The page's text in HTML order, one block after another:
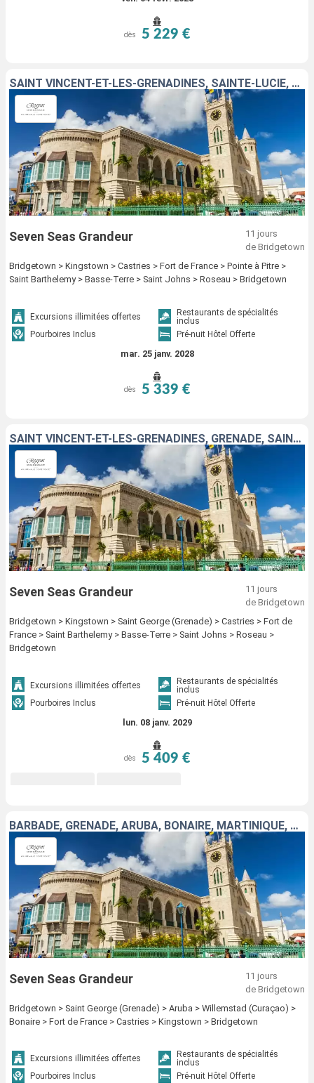
dès 5 229 €
SAINT VINCENT-ET-LES-GRENADINES, SAINTE-LUCIE, MARTINIQUE, FRANCE, GUADELOUPE, ÉTATS-UNIS, DOMINIQUE, BARBADE
Seven Seas Grandeur
11 jours
de Bridgetown
Bridgetown > Kingstown > Castries > Fort de France > Pointe à Pitre >
Saint Barthelemy > Basse-Terre > Saint Johns > Roseau > Bridgetown
Excursions illimitées offertes
Restaurants de spécialités
inclus
Pourboires Inclus
Pré-nuit Hôtel Offerte
mar. 25 janv. 2028
dès 5 339 €
SAINT VINCENT-ET-LES-GRENADINES, GRENADE, SAINTE-LUCIE, MARTINIQUE, FRANCE, GUADELOUPE, ÉTATS-UNIS, DOMINIQUE, BARBADE
Seven Seas Grandeur
11 jours
de Bridgetown
Bridgetown > Kingstown > Saint George (Grenade) > Castries > Fort de
France > Saint Barthelemy > Basse-Terre > Saint Johns > Roseau >
Bridgetown
Excursions illimitées offertes
Restaurants de spécialités
inclus
Pourboires Inclus
Pré-nuit Hôtel Offerte
lun. 08 janv. 2029
dès 5 409 €
BARBADE, GRENADE, ARUBA, BONAIRE, MARTINIQUE, SAINTE-LUCIE, SAINT VINCENT-ET-LES-GRENADINES
Seven Seas Grandeur
11 jours
de Bridgetown
Bridgetown > Saint George (Grenade) > Aruba > Willemstad (Curaçao) >
Bonaire > Fort de France > Castries > Kingstown > Bridgetown
Excursions illimitées offertes
Restaurants de spécialités
inclus
Pourboires Inclus
Pré-nuit Hôtel Offerte